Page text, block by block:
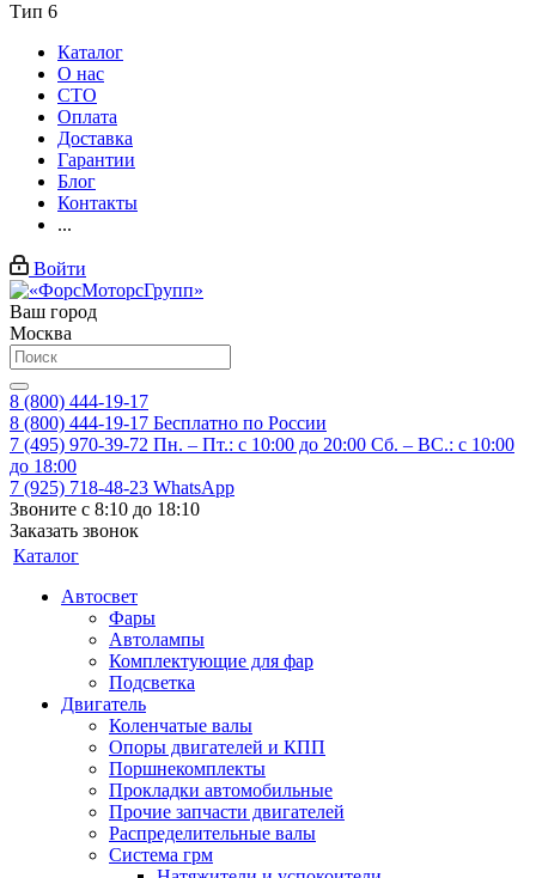
Тип 6
Каталог
О нас
СТО
Оплата
Доставка
Гарантии
Блог
Контакты
...
Войти
Ваш город
Москва
8 (800) 444-19-17
8 (800) 444-19-17 Бесплатно по России
7 (495) 970-39-72 Пн. – Пт.: с 10:00 до 20:00 Сб. – ВС.: c 10:00
до 18:00
7 (925) 718-48-23 WhatsApp
Звоните с 8:10 до 18:10
Заказать звонок
Каталог
Автосвет
Фары
Автолампы
Комплектующие для фар
Подсветка
Двигатель
Коленчатые валы
Опоры двигателей и КПП
Поршнекомплекты
Прокладки автомобильные
Прочие запчасти двигателей
Распределительные валы
Система грм